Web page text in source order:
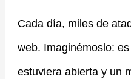
Cada día, miles de
web. Imaginémoslo:
estuviera abierta y un